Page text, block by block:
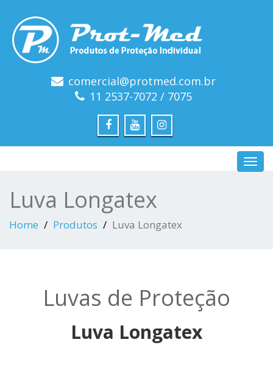
comercial@protmed.com.br
11 2537-7072 / 7075
Luva Longatex
Home Produtos Luva Longatex
Luvas de Proteção
Luva Longatex